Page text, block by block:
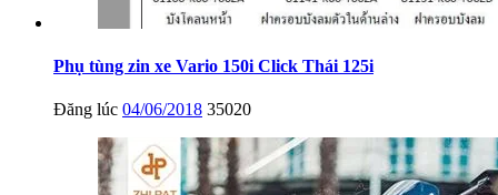
Phụ tùng zin xe Vario 150i Click Thái 125i
Đăng lúc 04/06/2018 35020